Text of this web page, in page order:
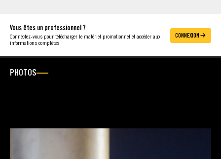
Vous êtes un professionnel ?
Connectez-vous pour télécharger le matériel promotionnel et accéder aux
informations complètes.
CONNEXION
PHOTOS